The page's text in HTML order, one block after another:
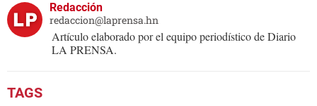
Redacción
redaccion@laprensa.hn
Artículo elaborado por el equipo periodístico de Diario
LA PRENSA.